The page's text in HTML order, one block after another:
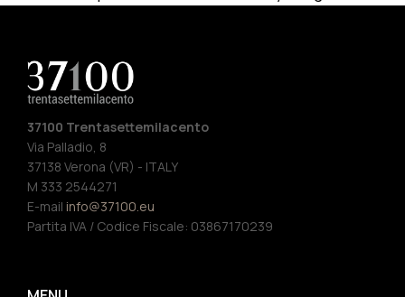
37100 Trentasettemilacento
Via Palladio, 8
37138 Verona (VR) - ITALY
M 333 2544271
E-mail info@37100.eu
Partita IVA / Codice Fiscale: 03867170239